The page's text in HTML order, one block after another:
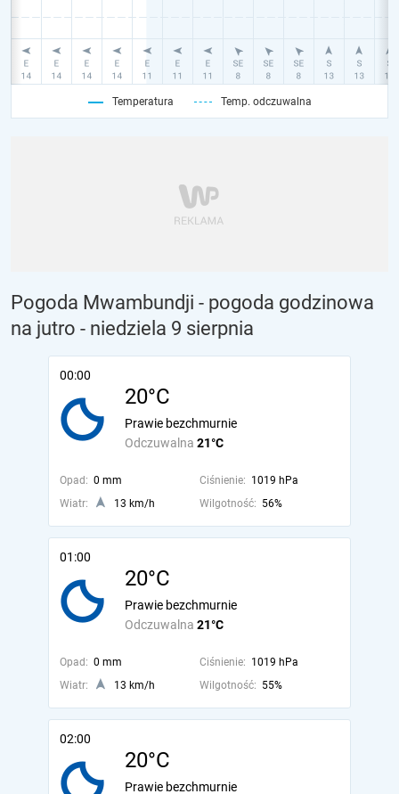
Temperatura Temp. odczuwalna
Pogoda Mwambundji - pogoda godzinowa
na jutro - niedziela 9 sierpnia
00:00
20°C
Odczuwalna 21°C
Prawie bezchmurnie
Opad: 0 mm Ciśnienie: 1019 hPa
Wiatr:
13 km/h Wilgotność: 56%
01:00
20°C
Odczuwalna 21°C
Prawie bezchmurnie
Opad: 0 mm Ciśnienie: 1019 hPa
Wiatr:
13 km/h Wilgotność: 55%
02:00
20°C
Prawie bezchmurnie